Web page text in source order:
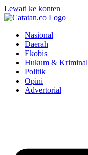
Lewati ke konten
Nasional
Daerah
Ekobis
Hukum & Kriminal
Politik
Opini
Advertorial